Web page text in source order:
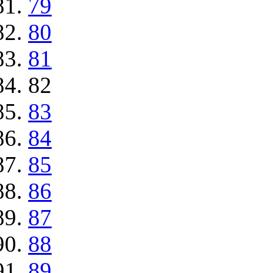
79
80
81
82
83
84
85
86
87
88